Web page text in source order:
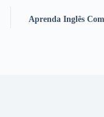
Aprenda Inglês